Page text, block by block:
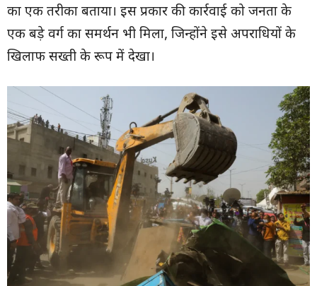
का एक तरीका बताया। इस प्रकार की कार्रवाई को जनता के
एक बड़े वर्ग का समर्थन भी मिला, जिन्होंने इसे अपराधियों के
खिलाफ सख्ती के रूप में देखा।